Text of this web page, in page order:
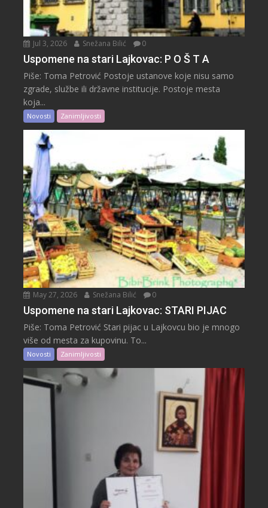
Jul 3, 2026 Snežana Bilić 0
Uspomene na stari Lajkovac: P O Š T A
Piše: Toma Petrović Postoje ustanove koje nisu samo
zgrade, službe ili državne institucije. Postoje mesta
koja...
Novosti Zanimljivosti
May 27, 2026 Snežana Bilić 0
Uspomene na stari Lajkovac: STARI PIJAC
Piše: Toma Petrović Stari pijac u Lajkovcu bio je mnogo
više od mesta za kupovinu. To...
Novosti Zanimljivosti